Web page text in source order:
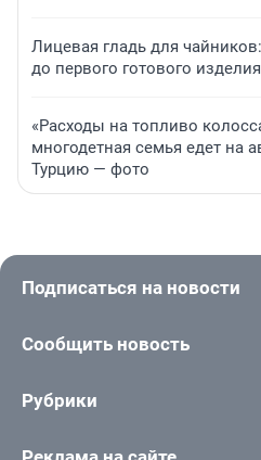
Лицевая гладь для
до первого готового изделия
«Расходы на топливо
многодетная семья едет на
Турцию — фото
Подписаться на новости
Сообщить новость
Рубрики